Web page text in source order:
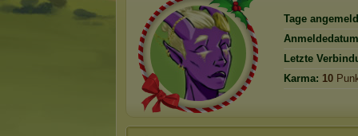
Tage
Letzte
Karma: 10